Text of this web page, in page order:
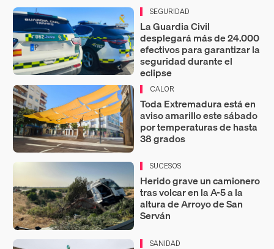
SEGURIDAD
La Guardia Civil
desplegará más de 24.000
efectivos para garantizar la
seguridad durante el
eclipse
CALOR
Toda Extremadura está en
aviso amarillo este sábado
por temperaturas de hasta
38 grados
SUCESOS
Herido grave un camionero
tras volcar en la A-5 a la
altura de Arroyo de San
Serván
SANIDAD